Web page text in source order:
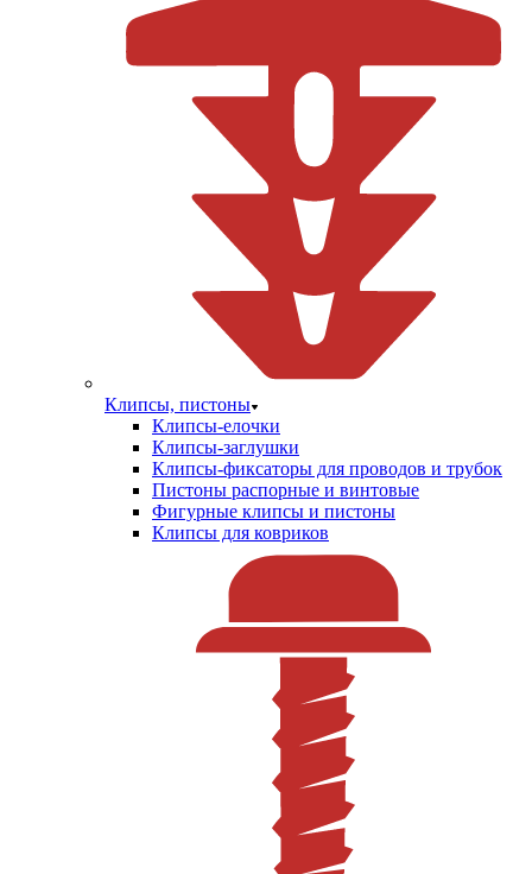
Клипсы, пистоны
Клипсы-елочки
Клипсы-заглушки
Клипсы-фиксаторы для проводов и трубок
Пистоны распорные и винтовые
Фигурные клипсы и пистоны
Клипсы для ковриков